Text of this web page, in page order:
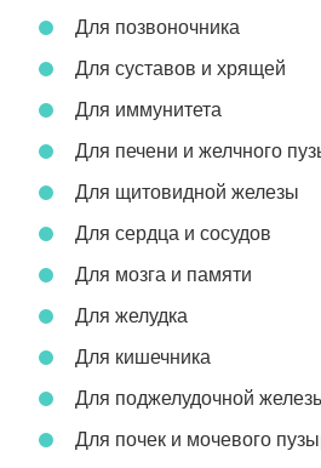
Для позвоночника
Для суставов и хрящей
Для иммунитета
Для печени и желчного
Для щитовидной железы
Для сердца и сосудов
Для мозга и памяти
Для желудка
Для кишечника
Для поджелудочной
Для почек и мочевого